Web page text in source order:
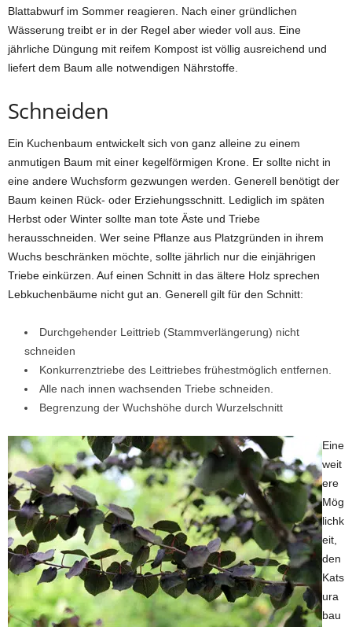
Blattabwurf im Sommer reagieren. Nach einer gründlichen
Wässerung treibt er in der Regel aber wieder voll aus. Eine
jährliche Düngung mit reifem Kompost ist völlig ausreichend und
liefert dem Baum alle notwendigen Nährstoffe.
Schneiden
Ein Kuchenbaum entwickelt sich von ganz alleine zu einem
anmutigen Baum mit einer kegelförmigen Krone. Er sollte nicht in
eine andere Wuchsform gezwungen werden. Generell benötigt der
Baum keinen Rück- oder Erziehungsschnitt. Lediglich im späten
Herbst oder Winter sollte man tote Äste und Triebe
herausschneiden. Wer seine Pflanze aus Platzgründen in ihrem
Wuchs beschränken möchte, sollte jährlich nur die einjährigen
Triebe einkürzen. Auf einen Schnitt in das ältere Holz sprechen
Lebkuchenbäume nicht gut an. Generell gilt für den Schnitt:
Durchgehender Leittrieb (Stammverlängerung) nicht
schneiden
Konkurrenztriebe des Leittriebes frühestmöglich entfernen.
Alle nach innen wachsenden Triebe schneiden.
Begrenzung der Wuchshöhe durch Wurzelschnitt
Eine
weit
ere
Mög
lichk
eit,
den
Kats
ura
bau